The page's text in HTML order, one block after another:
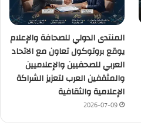
المنتدى الدولي للصحافة والإعلام
يوقع بروتوكول تعاون مع الاتحاد
العربي للصحفيين والإعلاميين
والمثقفين العرب لتعزيز الشراكة
الإعلامية والثقافية
2026-07-09